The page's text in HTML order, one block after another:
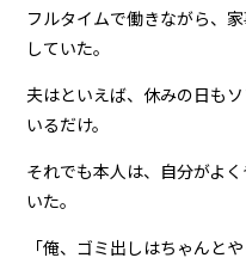
フルタイムで働きながら、
していた。
夫はといえば、休みの日も
いるだけ。
それでも本人は、自分がよ
いた。
「俺、ゴミ出しはちゃんとや